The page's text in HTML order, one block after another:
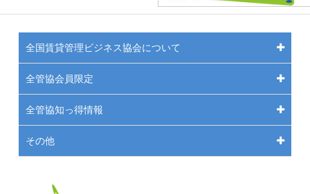
全国賃貸管理ビジネス協会について
全管協会員限定
全管協知っ得情報
その他